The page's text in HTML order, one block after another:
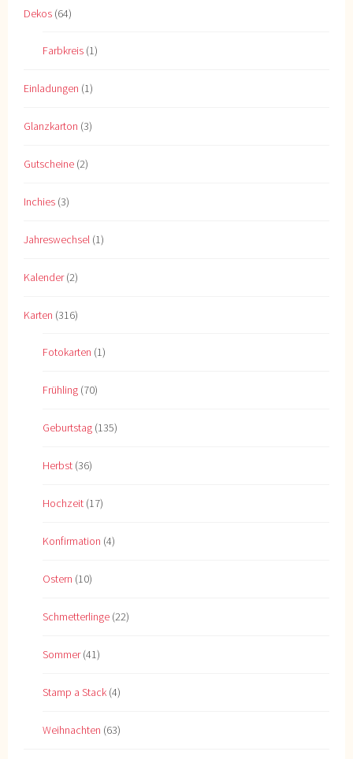
Dekos (64)
Farbkreis (1)
Einladungen (1)
Glanzkarton (3)
Gutscheine (2)
Inchies (3)
Jahreswechsel (1)
Kalender(2)
Karten (316)
Fotokarten (1)
Frühling (70)
Geburtstag (135)
Herbst (36)
Hochzeit (17)
Konfirmation (4)
Ostern (10)
Schmetterlinge (22)
Sommer(41)
Stamp a Stack (4)
Weihnachten (63)